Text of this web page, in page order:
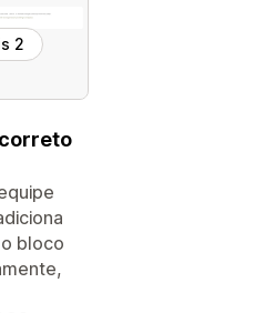
2
bloco